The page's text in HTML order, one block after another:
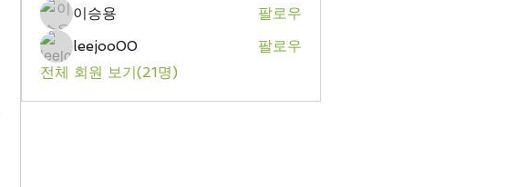
이승용
팔로우
leejoo00
팔로우
전체 회원 보기(21명)